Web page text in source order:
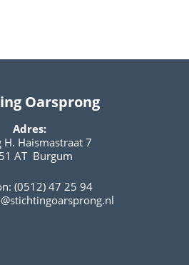
Oarsprong
Adres:
H. Haismastraat 7
AT Burgum
(0512) 47 25 94